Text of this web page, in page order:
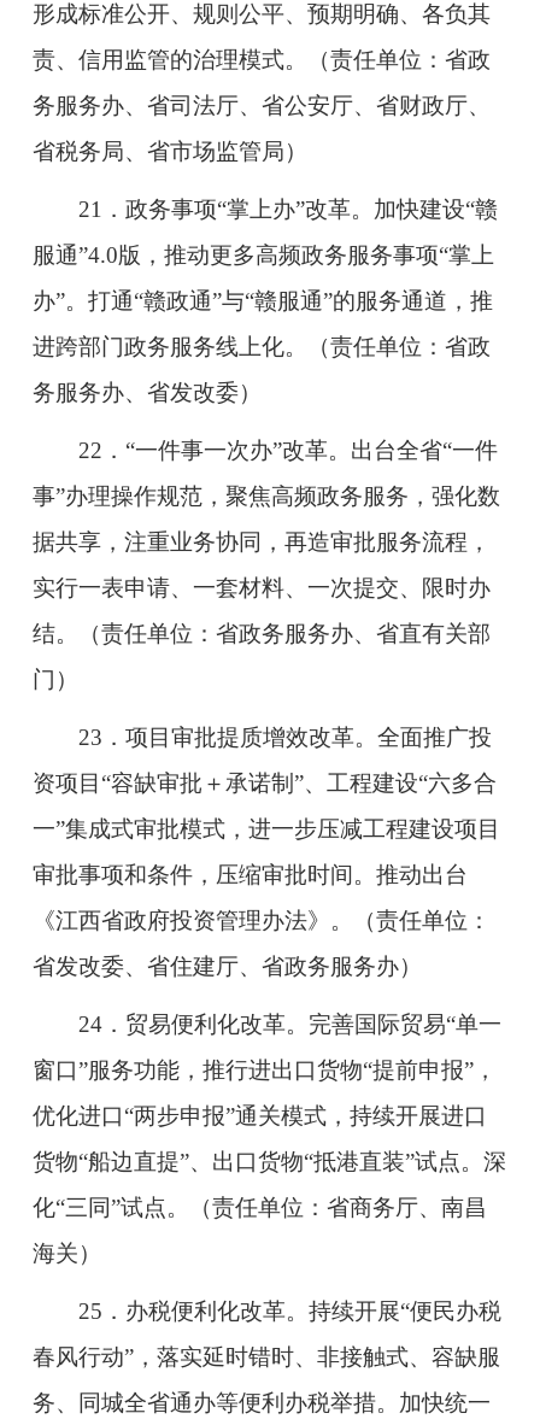
形成标准公开、规则公平、预期明确、各负其
责、信用监管的治理模式。（责任单位：省政
务服务办、省司法厅、省公安厅、省财政厅、
省税务局、省市场监管局）
21．政务事项“掌上办”改革。加快建设“赣
服通”4.0版，推动更多高频政务服务事项“掌上
办”。打通“赣政通”与“赣服通”的服务通道，推
进跨部门政务服务线上化。（责任单位：省政
务服务办、省发改委）
22．“一件事一次办”改革。出台全省“一件
事”办理操作规范，聚焦高频政务服务，强化数
据共享，注重业务协同，再造审批服务流程，
实行一表申请、一套材料、一次提交、限时办
结。（责任单位：省政务服务办、省直有关部
门）
23．项目审批提质增效改革。全面推广投
资项目“容缺审批＋承诺制”、工程建设“六多合
一”集成式审批模式，进一步压减工程建设项目
审批事项和条件，压缩审批时间。推动出台
《江西省政府投资管理办法》。（责任单位：
省发改委、省住建厅、省政务服务办）
24．贸易便利化改革。完善国际贸易“单一
窗口”服务功能，推行进出口货物“提前申报”，
优化进口“两步申报”通关模式，持续开展进口
货物“船边直提”、出口货物“抵港直装”试点。深
化“三同”试点。（责任单位：省商务厅、南昌
海关）
25．办税便利化改革。持续开展“便民办税
春风行动”，落实延时错时、非接触式、容缺服
务、同城全省通办等便利办税举措。加快统一